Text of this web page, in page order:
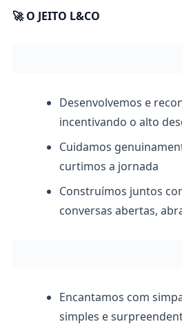
🚀O JEITO L&CO
Desenvolvemos e
incentivando o alto
Cuidamos
curtimos a jornada
Construímos juntos
conversas abertas,
Encantamos com
simples e